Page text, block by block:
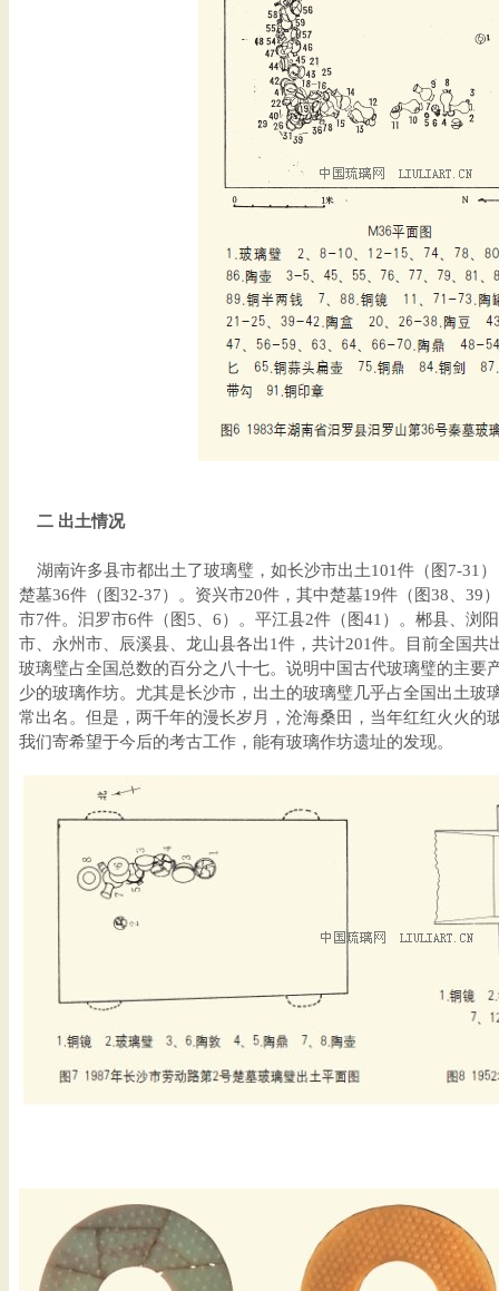
二 出土情况
湖南许多县市都出土了玻璃璧，如长沙市出土101件（图7-31
楚墓36件（图32-37）。资兴市20件，其中楚墓19件（图38、39
市7件。汩罗市6件（图5、6）。平江县2件（图41）。郴县、浏
市、永州市、辰溪县、龙山县各出1件，共计201件。目前全国共
玻璃璧占全国总数的百分之八十七。说明中国古代玻璃璧的主要
少的玻璃作坊。尤其是长沙市，出土的玻璃璧几乎占全国出土玻
常出名。但是，两千年的漫长岁月，沧海桑田，当年红红火火的
我们寄希望于今后的考古工作，能有玻璃作坊遗址的发现。